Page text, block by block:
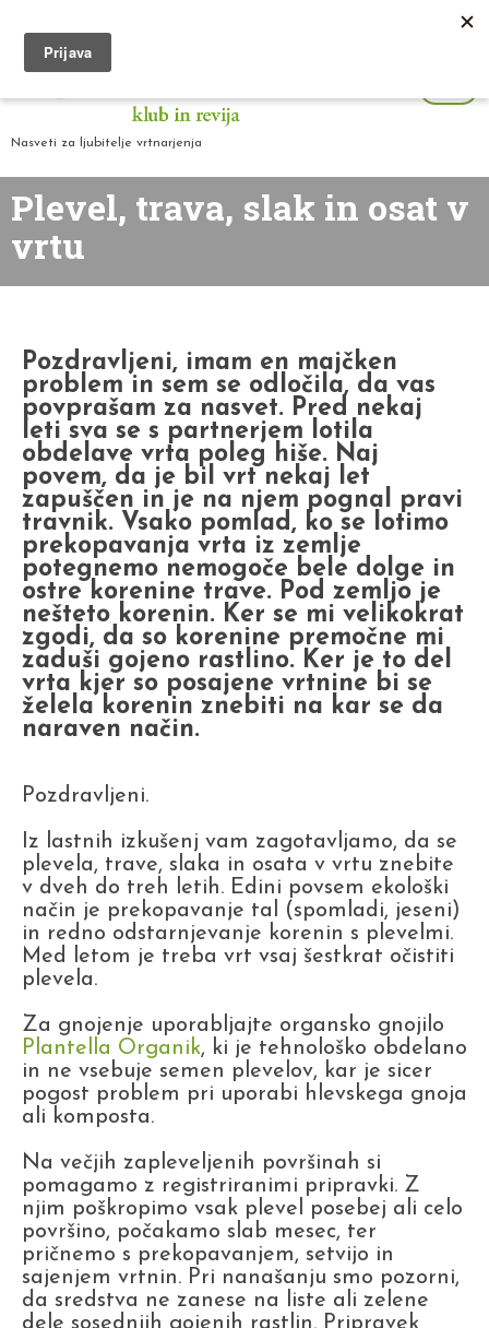
Nasveti za ljubitelje vrtnarjenja
Plevel, trava, slak in osat v
vrtu
Pozdravljeni, imam en majčken
problem in sem se odločila, da vas
povprašam za nasvet. Pred nekaj
leti sva se s partnerjem lotila
obdelave vrta poleg hiše. Naj
povem, da je bil vrt nekaj let
zapuščen in je na njem pognal pravi
travnik. Vsako pomlad, ko se lotimo
prekopavanja vrta iz zemlje
potegnemo nemogoče bele dolge in
ostre korenine trave. Pod zemljo je
nešteto korenin. Ker se mi velikokrat
zgodi, da so korenine premočne mi
zaduši gojeno rastlino. Ker je to del
vrta kjer so posajene vrtnine bi se
želela korenin znebiti na kar se da
naraven način.
Pozdravljeni.
Iz lastnih izkušenj vam zagotavljamo, da se
plevela, trave, slaka in osata v vrtu znebite
v dveh do treh letih. Edini povsem ekološki
način je prekopavanje tal (spomladi, jeseni)
in redno odstarnjevanje korenin s plevelmi.
Med letom je treba vrt vsaj šestkrat očistiti
plevela.
Za gnojenje uporabljajte organsko gnojilo
Plantella Organik, ki je tehnološko obdelano
in ne vsebuje semen plevelov, kar je sicer
pogost problem pri uporabi hlevskega gnoja
ali komposta.
Na večjih zapleveljenih površinah si
pomagamo z registriranimi pripravki. Z
njim poškropimo vsak plevel posebej ali celo
površino, počakamo slab mesec, ter
pričnemo s prekopavanjem, setvijo in
sajenjem vrtnin. Pri nanašanju smo pozorni,
da sredstva ne zanese na liste ali zelene
dele sosednjih gojenih rastlin. Pripravek